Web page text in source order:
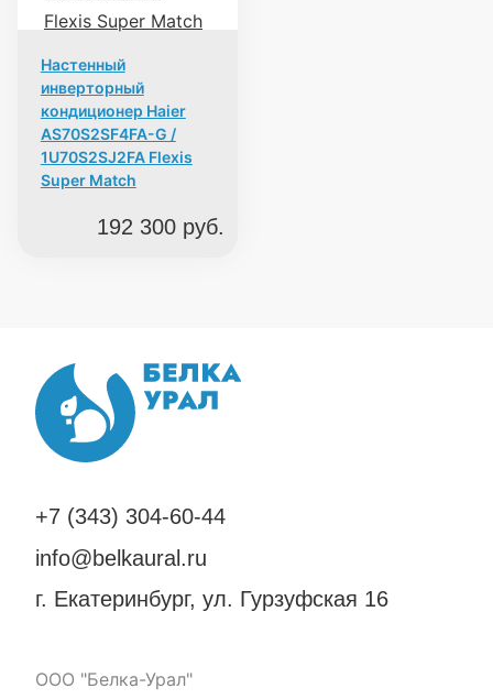
Настенный
инверторный
кондиционер Haier
AS70S2SF4FA-G /
1U70S2SJ2FA Flexis
Super Match
192 300 руб.
+7 (343) 304-60-44
info@belkaural.ru
г. Екатеринбург, ул. Гурзуфская 16
ООО "Белка-Урал"